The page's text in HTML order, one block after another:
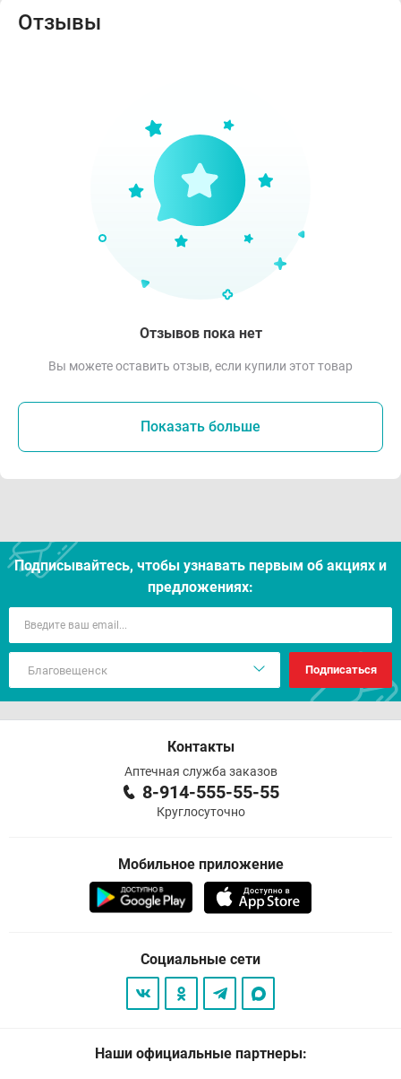
Отзывы
Отзывов пока нет
Вы можете оставить отзыв, если купили этот товар
Показать больше
Подписывайтесь, чтобы узнавать первым об акцияx и
предложениях:
Подписаться
Контакты
Аптечная служба заказов
8-914-555-55-55
Круглосуточно
Мобильное приложение
Социальные сети
Наши официальные партнеры: